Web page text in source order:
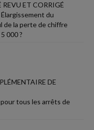
ET CORRIGÉ
du
de la perte de chiffre
000 ?
DE
tous les arrêts de